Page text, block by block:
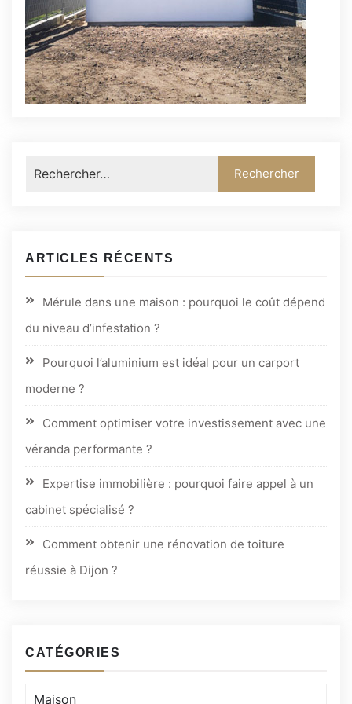
ARTICLES RÉCENTS
Mérule dans une maison : pourquoi le coût dépend
du niveau d’infestation ?
Pourquoi l’aluminium est idéal pour un carport
moderne ?
Comment optimiser votre investissement avec une
véranda performante ?
Expertise immobilière : pourquoi faire appel à un
cabinet spécialisé ?
Comment obtenir une rénovation de toiture
réussie à Dijon ?
CATÉGORIES
Catégories